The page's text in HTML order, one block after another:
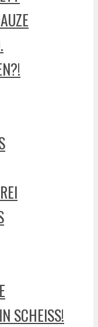
SCHEISS!